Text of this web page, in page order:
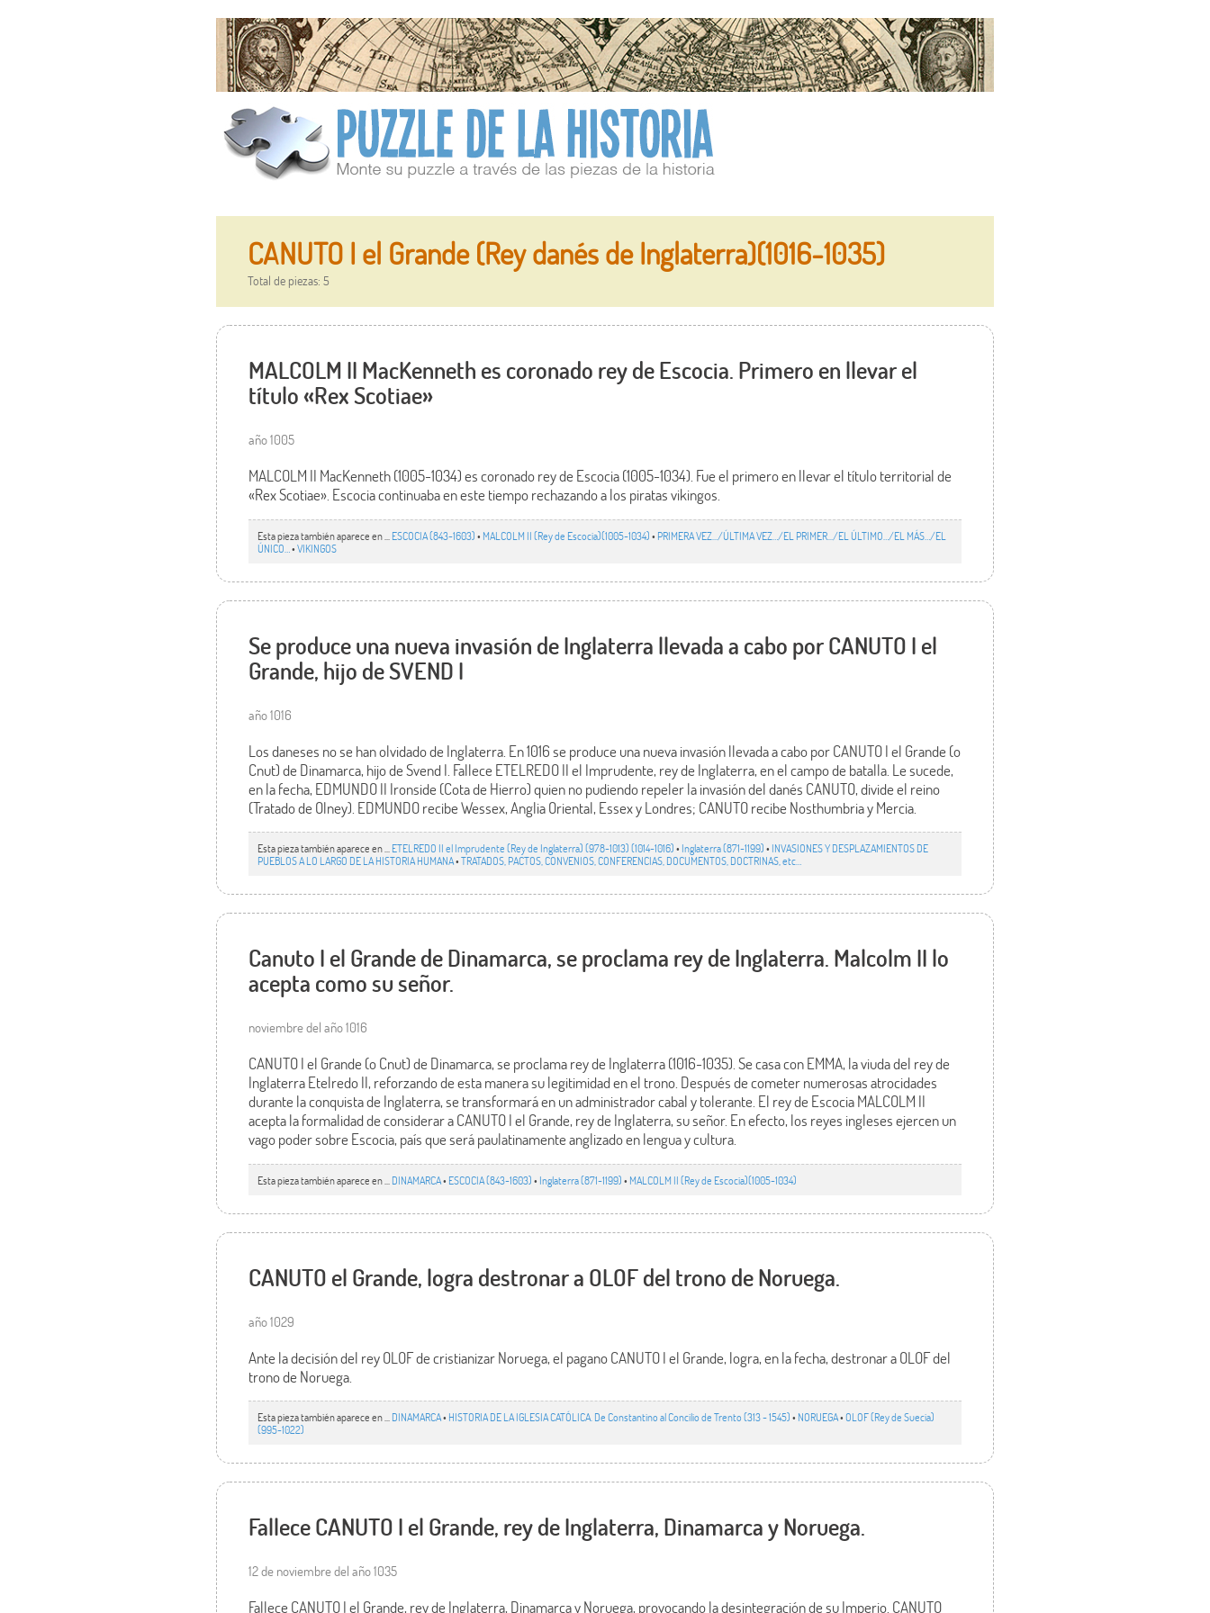
CANUTO I el Grande (Rey danés de Inglaterra)(1016-1035)
Total de piezas: 5
MALCOLM II MacKenneth es coronado rey de Escocia. Primero en llevar el
título «Rex Scotiae»
año 1005
MALCOLM II MacKenneth (1005-1034) es coronado rey de Escocia (1005-1034). Fue el primero en llevar el título territorial de
«Rex Scotiae». Escocia continuaba en este tiempo rechazando a los piratas vikingos.
Esta pieza también aparece en ... ESCOCIA (843-1603)• MALCOLM II (Rey de Escocia)(1005-1034)• PRIMERA VEZ.../ÚLTIMA VEZ…/EL PRIMER.../EL ÚLTIMO…/EL MÁS…/EL
ÚNICO… •VIKINGOS
Se produce una nueva invasión de Inglaterra llevada a cabo por CANUTO I el
Grande, hijo de SVEND I
año 1016
Los daneses no se han olvidado de Inglaterra. En 1016 se produce una nueva invasión llevada a cabo por CANUTO I el Grande (o
Cnut) de Dinamarca, hijo de Svend I. Fallece ETELREDO II el Imprudente, rey de Inglaterra, en el campo de batalla. Le sucede,
en la fecha, EDMUNDO II Ironside (Cota de Hierro) quien no pudiendo repeler la invasión del danés CANUTO, divide el reino
(Tratado de Olney). EDMUNDO recibe Wessex, Anglia Oriental, Essex y Londres; CANUTO recibe Nosthumbria y Mercia.
Esta pieza también aparece en ...ETELREDO II el Imprudente (Rey de Inglaterra) (978-1013) (1014-1016)• Inglaterra (871-1199)• INVASIONES Y DESPLAZAMIENTOS DE
PUEBLOS A LO LARGO DE LA HISTORIA HUMANA•TRATADOS, PACTOS, CONVENIOS, CONFERENCIAS, DOCUMENTOS, DOCTRINAS, etc…
Canuto I el Grande de Dinamarca, se proclama rey de Inglaterra. Malcolm II lo
acepta como su señor.
noviembre del año 1016
CANUTO I el Grande (o Cnut) de Dinamarca, se proclama rey de Inglaterra (1016-1035). Se casa con EMMA, la viuda del rey de
Inglaterra Etelredo II, reforzando de esta manera su legitimidad en el trono. Después de cometer numerosas atrocidades
durante la conquista de Inglaterra, se transformará en un administrador cabal y tolerante. El rey de Escocia MALCOLM II
acepta la formalidad de considerar a CANUTO I el Grande, rey de Inglaterra, su señor. En efecto, los reyes ingleses ejercen un
vago poder sobre Escocia, país que será paulatinamente anglizado en lengua y cultura.
Esta pieza también aparece en ... DINAMARCA• ESCOCIA (843-1603)• Inglaterra (871-1199)• MALCOLM II (Rey de Escocia)(1005-1034)
CANUTO el Grande, logra destronar a OLOF del trono de Noruega.
año 1029
Ante la decisión del rey OLOF de cristianizar Noruega, el pagano CANUTO I el Grande, logra, en la fecha, destronar a OLOF del
trono de Noruega.
Esta pieza también aparece en ...DINAMARCA• HISTORIA DE LA IGLESIA CATÓLICA. De Constantino al Concilio de Trento (313 - 1545)• NORUEGA•OLOF (Rey de Suecia)
(995-1022)
Fallece CANUTO I el Grande, rey de Inglaterra, Dinamarca y Noruega.
12 de noviembre del año 1035
Fallece CANUTO I el Grande, rey de Inglaterra, Dinamarca y Noruega, provocando la desintegración de su Imperio. CANUTO